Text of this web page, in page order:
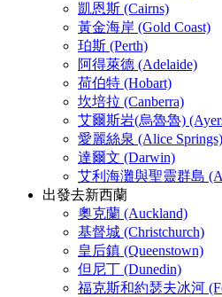
凱恩斯 (Cairns)
黃金海岸 (Gold Coast)
珀斯 (Perth)
阿得萊德 (Adelaide)
荷伯特 (Hobart)
坎培拉 (Canberra)
艾爾斯岩(烏魯魯)
愛麗絲泉 (Alice Springs)
達爾文 (Darwin)
艾利海灘與聖靈群島
出發去新西蘭
奧克蘭 (Auckland)
基督城 (Christchurch)
皇后鎮 (Queenstown)
但尼丁 (Dunedin)
福克斯和約瑟夫冰河